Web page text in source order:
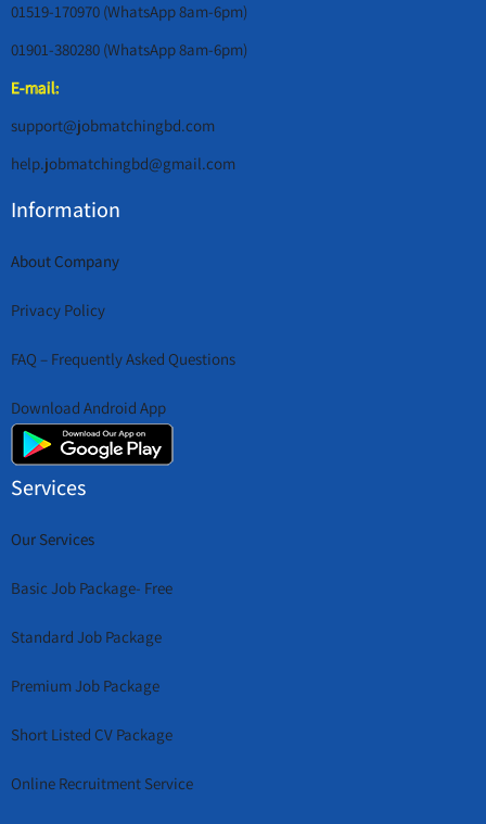
01519-170970 (WhatsApp 8am-6pm)
01901-380280 (WhatsApp 8am-6pm)
E-mail:
support@jobmatchingbd.com
help.jobmatchingbd@gmail.com
Information
About Company
Privacy Policy
FAQ – Frequently Asked Questions
Download Android App
Services
Our Services
Basic Job Package- Free
Standard Job Package
Premium Job Package
Short Listed CV Package
Online Recruitment Service